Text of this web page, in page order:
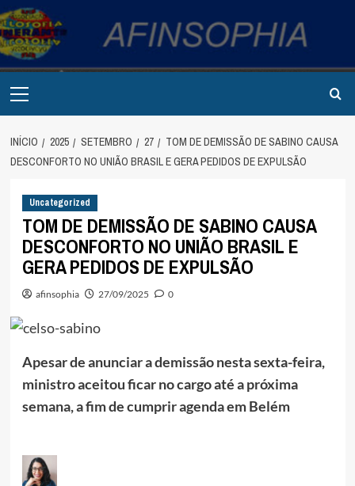
Avançar
para
o
conteúdo
Menu
INÍCIO 2025 SETEMBRO 27
TOM DE DEMISSÃO DE SABINO CAUSA
DESCONFORTO NO UNIÃO BRASIL E GERA PEDIDOS DE EXPULSÃO
Uncategorized
TOM DE DEMISSÃO DE SABINO CAUSA
DESCONFORTO NO UNIÃO BRASIL E
GERA PEDIDOS DE EXPULSÃO
afinsophia 27/09/2025 0
Apesar de anunciar a demissão nesta sexta-feira,
ministro aceitou ficar no cargo até a próxima
semana, a fim de cumprir agenda em Belém